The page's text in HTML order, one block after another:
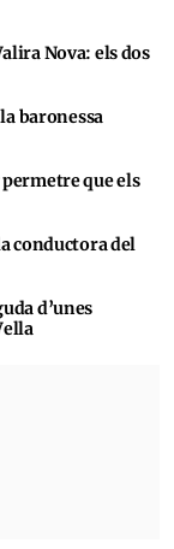
Nova: els dos
baronessa
que els
conductora del
d’unes